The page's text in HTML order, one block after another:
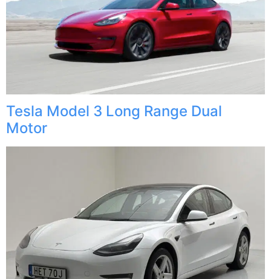
Tesla Model 3 Long Range Dual
Motor